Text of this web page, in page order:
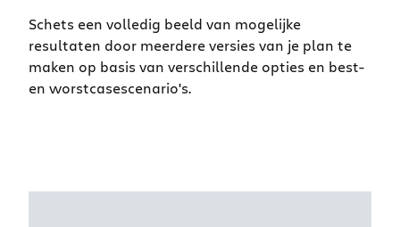
Schets een volledig beeld van mogelijke
resultaten door meerdere versies van je plan te
maken op basis van verschillende opties en best-
en worstcasescenario's.